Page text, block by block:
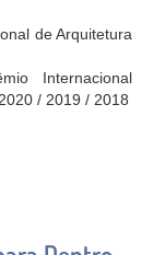
de Arquitetura
Internacional
/ 2019 / 2018